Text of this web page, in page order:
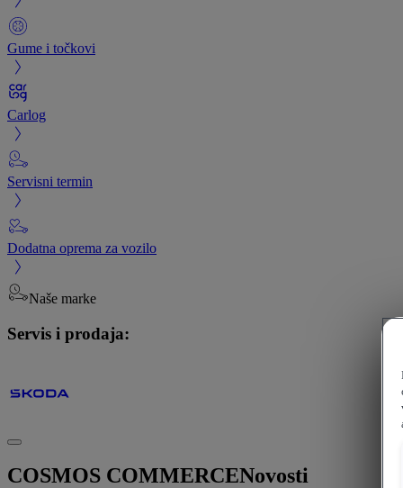
Gume i točkovi
Carlog
Servisni termin
Dodatna oprema za vozilo
Naše marke
Servis i prodaja:
COSMOS COMMERCENovosti